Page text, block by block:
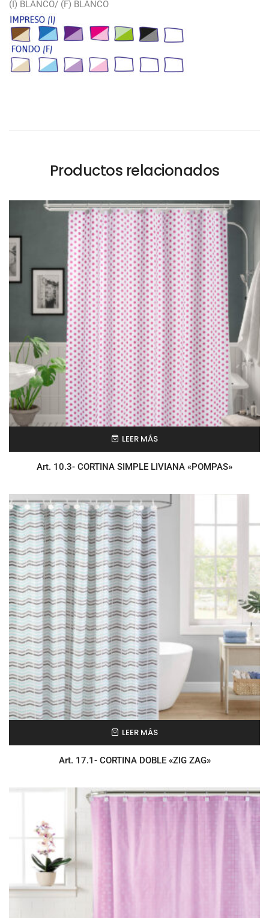
(I) BLANCO/ (F) BLANCO
Productos relacionados
LEER MÁS
Art. 10.3- CORTINA SIMPLE LIVIANA «POMPAS»
LEER MÁS
Art. 17.1- CORTINA DOBLE «ZIG ZAG»